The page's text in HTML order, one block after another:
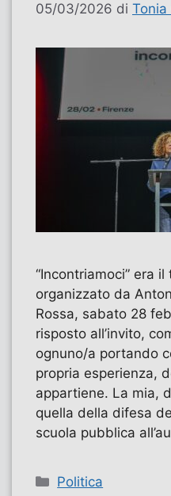
05/03/2026 di Tonia
“Incontriamoci” era il
organizzato da
Rossa, sabato 28
risposto all’invito,
ognuno/a portando
propria esperienza,
appartiene. La mia,
quella della difesa
scuola pubblica
Categorie
Politica